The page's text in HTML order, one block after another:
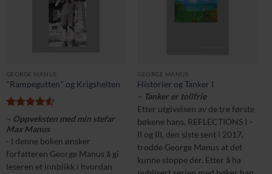
GEORGE MANUS
"Rampegutten" og Krigshelten
Vurdert
4.5av 5
– Oppveksten med min stefar
Max Manus
- I denne boken ønsker
forfatteren George Manus å gi
leseren et innblikk i hvordan
GEORGE MANUS
Historier og Tanker I
– Tanker er tollfrie
Etter utgivelsen av de tre første
bøkene hans, REFLECTIONS I –
II og III, den siste sent i 2017,
trodde George Manus at det
kunne stoppe der. Etter å ha